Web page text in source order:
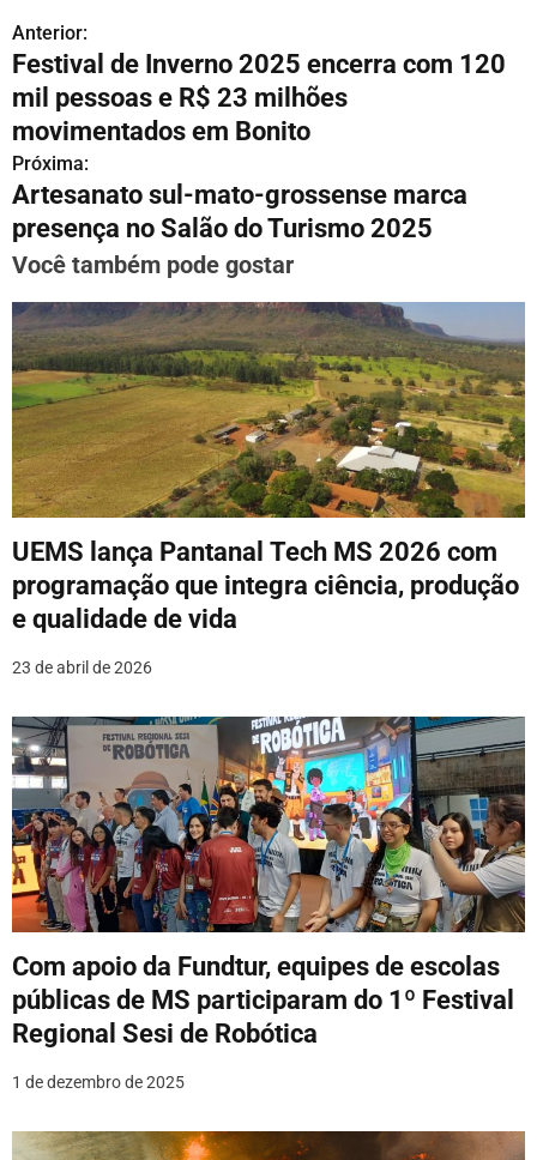
N
a
v
e
g
a
ç
ã
o
d
e
P
o
s
t
Anterior:
Festival de Inverno 2025 encerra com 120
mil pessoas e R$ 23 milhões
movimentados em Bonito
Próxima:
Artesanato sul-mato-grossense marca
presença no Salão do Turismo 2025
Você também pode gostar
UEMS lança Pantanal Tech MS 2026 com
programação que integra ciência, produção
e qualidade de vida
23 de abril de 2026
Com apoio da Fundtur, equipes de escolas
públicas de MS participaram do 1º Festival
Regional Sesi de Robótica
1 de dezembro de 2025